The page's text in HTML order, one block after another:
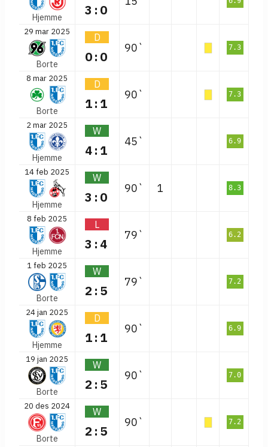
Hjemme 3:0
29 mar 2025
Borte
D
0:0
90` 7.3
8 mar 2025
Borte
D
1:1
90` 7.3
2 mar 2025
Hjemme
W
4:1
45` 6.9
14 feb 2025
Hjemme
W
3:0
90` 1 8.3
8 feb 2025
Hjemme
L
3:4
79` 6.2
1 feb 2025
Borte
W
2:5
79` 7.2
24 jan 2025
Hjemme
D
1:1
90` 6.9
19 jan 2025
Borte
W
2:5
90` 7.0
20 des 2024
Borte
W
2:5
90` 7.2